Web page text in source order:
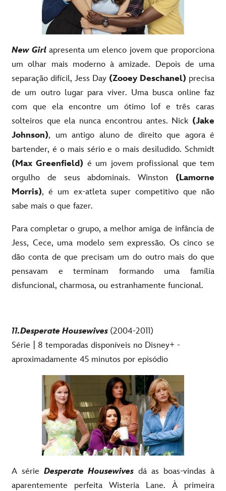
New Girlapresenta um elenco jovem que proporciona
um olhar mais moderno à amizade. Depois de uma
separação difícil, Jess Day (Zooey Deschanel) precisa
de um outro lugar para viver. Uma busca online faz
com que ela encontre um ótimo lof e três caras
solteiros que ela nunca encontrou antes. Nick (Jake
Johnson), um antigo aluno de direito que agora é
bartender, é o mais sério e o mais desiludido. Schmidt
(Max Greenfield) é um jovem profissional que tem
orgulho de seus abdominais. Winston (Lamorne
Morris), é um ex-atleta super competitivo que não
sabe mais o que fazer.
Para completar o grupo, a melhor amiga de infância de
Jess, Cece, uma modelo sem expressão. Os cinco se
dão conta de que precisam um do outro mais do que
pensavam e terminam formando uma família
disfuncional, charmosa, ou estranhamente funcional.
11.Desperate Housewives (2004-2011)
Série | 8 temporadas disponíveis no Disney+ -
aproximadamente 45 minutos por episódio
A série Desperate Housewives dá as boas-vindas à
aparentemente perfeita Wisteria Lane. À primeira